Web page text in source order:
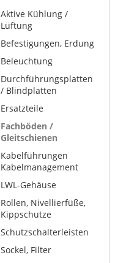
Aktive Kühlung /
Lüftung
Befestigungen, Erdung
Beleuchtung
Durchführungsplatten
/ Blindplatten
Ersatzteile
Fachböden /
Gleitschienen
Kabelführungen
Kabelmanagement
LWL-Gehäuse
Rollen, Nivellierfüße,
Kippschutze
Schutzschalterleisten
Sockel, Filter